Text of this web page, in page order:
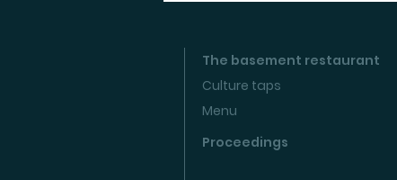
The basement restaurant
Culture taps
Menu
Proceedings